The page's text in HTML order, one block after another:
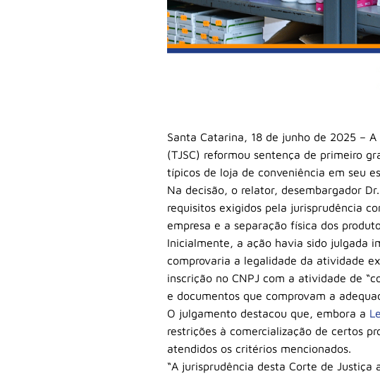
Santa Catarina, 18 de junho de 2025 –
(TJSC) reformou sentença de primeiro
típicos de loja de conveniência em seu
Na decisão, o relator, desembargador
requisitos exigidos pela jurisprudência
empresa e a separação física dos
Inicialmente, a ação havia sido julgada
comprovaria a legalidade da atividade
inscrição no CNPJ com a atividade de
e documentos que comprovam a
O julgamento destacou que, embora a
restrições à comercialização de certos
atendidos os critérios mencionados.
“A jurisprudência desta Corte de